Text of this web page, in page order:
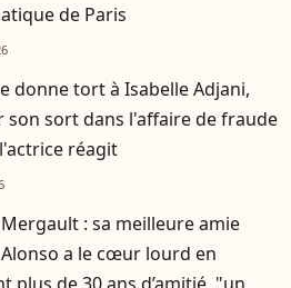
de Paris
donne tort à Isabelle Adjani,
son sort dans l'affaire de fraude
réagit
: sa meilleure amie
a le cœur lourd en